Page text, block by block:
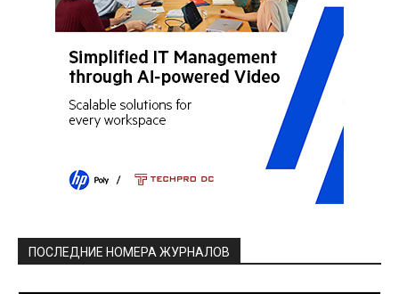
ПОСЛЕДНИЕ НОМЕРА ЖУРНАЛОВ